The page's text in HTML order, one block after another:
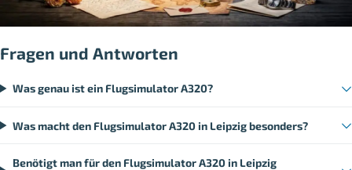
Fragen und Antworten
Was genau ist ein Flugsimulator A320?
Was macht den Flugsimulator A320 in Leipzig besonders?
Benötigt man für den Flugsimulator A320 in Leipzig